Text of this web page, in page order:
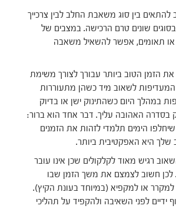
להתאים בין סוג משאבת החלב לבין צרכייך
שונים טרם הרכישה. במצבים של
או תאומים, אפשר להשאיל משאבה
את הזמן הטוב ביותר עבורך לצורך משימת
לשאוב מיד כשהן מתעוררות
במהלך היום כשהתינוק ישן או בדיוק
בסדרה האהובה עליך. דבר אחד הוא ברור:
הימים תלמדי לזהות את הזמנים
היא האפקטיבית ביותר.
רגיש מאוד לקלקולים שכן אינו עובר
לכן חשוב לצמצם את משך הזמן שבו
או למקפיא (במיוחד בעונת הקיץ).
ידיים לפני השאיבה ולהקפיד על תהליכי